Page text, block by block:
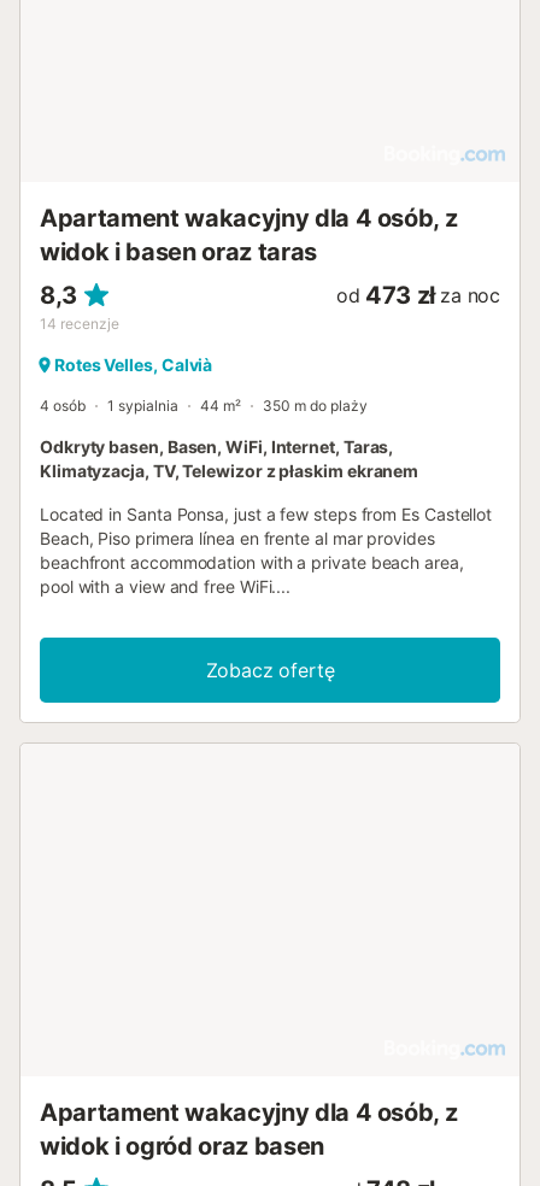
Apartament wakacyjny dla 4 osób, z
widok i basen oraz taras
8,3
14 recenzje
od 473 zł za noc
Rotes Velles, Calvià
4 osób 1 sypialnia 44 m² 350 m do plaży
Odkryty basen, Basen, WiFi, Internet, Taras,
Klimatyzacja, TV, Telewizor z płaskim ekranem
Located in Santa Ponsa, just a few steps from Es Castellot
Beach, Piso primera línea en frente al mar provides
beachfront accommodation with a private beach area,
pool with a view and free WiFi....
Zobacz ofertę
Apartament wakacyjny dla 4 osób, z
widok i ogród oraz basen